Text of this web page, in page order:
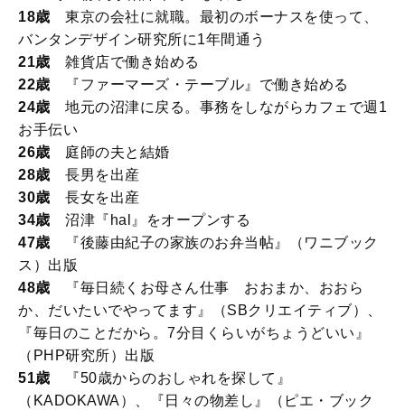
18歳 東京の会社に就職。最初のボーナスを使って、
バンタンデザイン研究所に1年間通う
21歳 雑貨店で働き始める
22歳 『ファーマーズ・テーブル』で働き始める
24歳 地元の沼津に戻る。事務をしながらカフェで週1
お手伝い
26歳 庭師の夫と結婚
28歳 長男を出産
30歳 長女を出産
34歳 沼津『hal』をオープンする
47歳 『後藤由紀子の家族のお弁当帖』（ワニブック
ス）出版
48歳 『毎日続くお母さん仕事 おおまか、おおら
か、だいたいでやってます』（SBクリエイティブ）、
『毎日のことだから。7分目くらいがちょうどいい』
（PHP研究所）出版
51歳 『50歳からのおしゃれを探して』
（KADOKAWA）、『日々の物差し』（ピエ・ブック